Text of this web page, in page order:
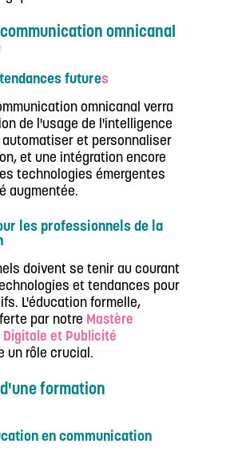
omnicanal
futures
omnicanal verra
de l'usage de l'intelligence
et personnaliser
et une intégration encore
technologies émergentes
augmentée.
les professionnels de la
doivent se tenir au courant
et tendances pour
L'éducation formelle,
par notre Mastère
Digitale et Publicité
un rôle crucial.
formation
en communication